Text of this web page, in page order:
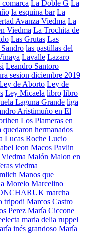
comarca La Doble G La
la esquina bar La
Avanza Viedma La
Viedma La Trochita de
Las Grutas Las
las pastillas del
Lavalle Lazaro
Leandro Santoro
sesion diciembre 2019
de Aborto Ley de
Ley Micaela libro libro
Laguna Grande liga
Aristimuño en El
Los Plameras en
hermanados
Lucas Roche Lucio
leon Macos Pavlin
Malón Malon en
viedma
Manos que
Morelo Marcelino
marcha
tripodi Marcos Castro
Perez María Ciccone
maria delia ruppel
inés grandoso María